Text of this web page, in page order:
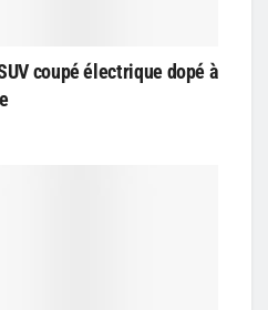
coupé électrique dopé à